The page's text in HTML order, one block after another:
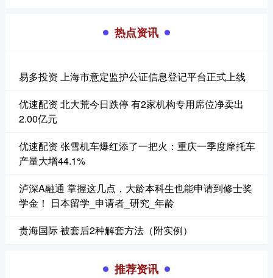
热点资讯
易多投资 上海市意定监护公证信息登记平台正式上线
优速配资 北大荒今日跌停 有2家机构专用席位净卖出
2.00亿元
优速配资 张雪机车爆红添了一把火：重庆一季度摩托车
产量大增44.1%
泸深A融通 掌握这几点，大龄本科生也能申请到修士奖
学金！ 日本留学_申请者_研究_年龄
贵海国际 被套后2种解套方法（附实例）
推荐资讯